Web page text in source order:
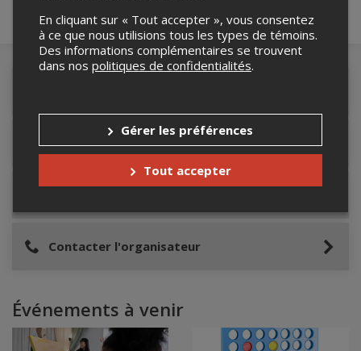
Accès au site de l'événement
Contacter l'organisateur
Événements à venir
En cliquant sur « Tout accepter », vous consentez
à ce que nous utilisions tous les types de témoins.
Des informations complémentaires se trouvent
dans nos politiques de confidentialités.
Gérer les préférences
Tout accepter